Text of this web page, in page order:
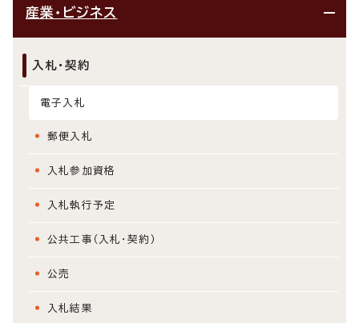
産業・ビジネス
入札・契約
電子入札
郵便入札
入札参加資格
入札執行予定
公共工事（入札・契約）
公売
入札結果